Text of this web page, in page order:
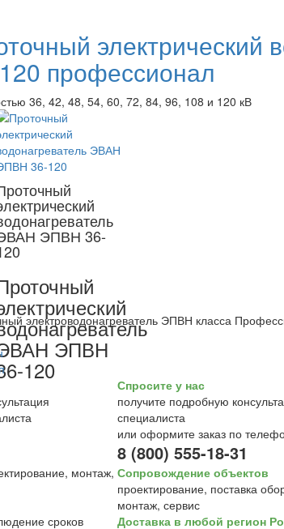
профессионал
36, 42, 48, 54, 60, 72, 84, 96, 108 и 120 кВ
ЭПВН 36-
ЭПВН
120
электроводонагреватель ЭПВН класса
Спросите у нас
получите подробную
специалиста
или оформите заказ по
8 (800) 555-18-31
Сопровождение объектов
проектирование, поставка
монтаж, сервис
Доставка в любой регион